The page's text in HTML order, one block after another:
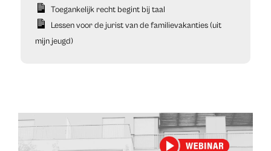
Toegankelijk recht begint bij taal
Lessen voor de jurist van de familievakanties (uit
mijn jeugd)